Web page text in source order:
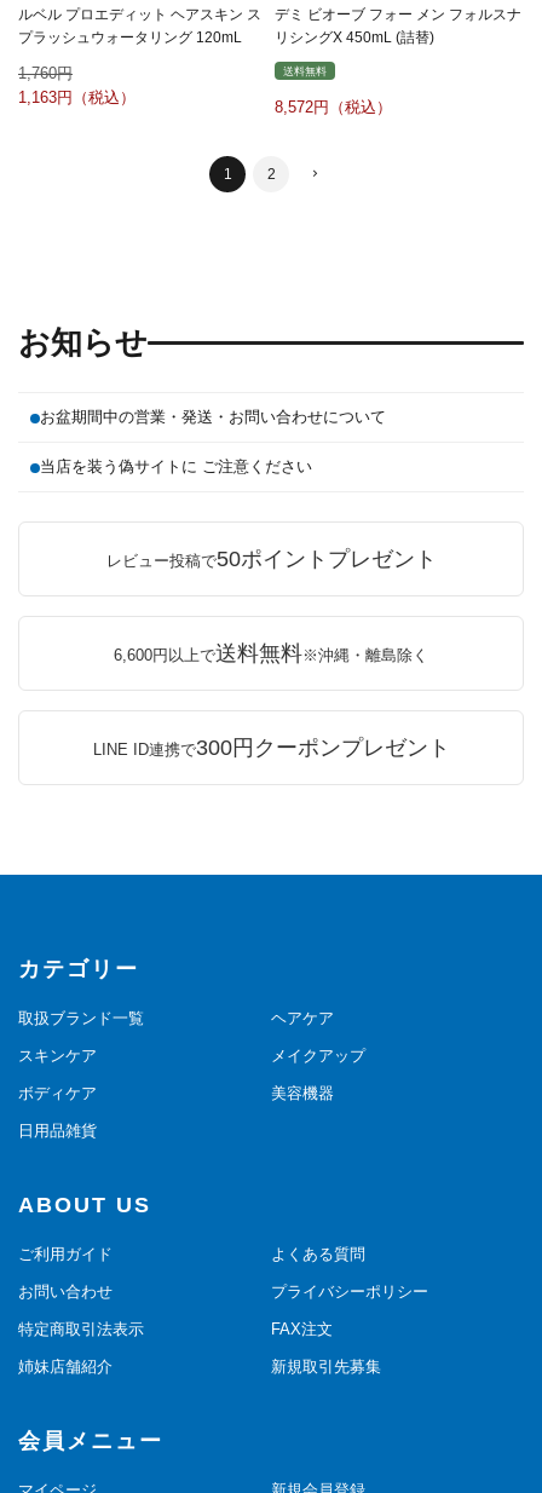
ルベル プロエディット ヘアスキン ス
プラッシュウォータリング 120mL
1,760
1,163
デミ ビオーブ フォー メン フォルスナ
リシングX 450mL (詰替)
送料無料
8,572
1 2
お知らせ
お盆期間中の営業・発送・お問い合わせについて
当店を装う偽サイトに ご注意ください
レビュー投稿で50ポイントプレゼント
6,600円以上で送料無料※沖縄・離島除く
LINE ID連携で300円クーポンプレゼント
カテゴリー
取扱ブランド一覧 ヘアケア
スキンケア メイクアップ
ボディケア 美容機器
日用品雑貨
ABOUT US
ご利用ガイド よくある質問
お問い合わせ プライバシーポリシー
特定商取引法表示 FAX注文
姉妹店舗紹介 新規取引先募集
会員メニュー